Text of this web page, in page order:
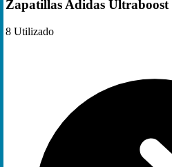
Zapatillas Adidas Ultraboost
8 Utilizado